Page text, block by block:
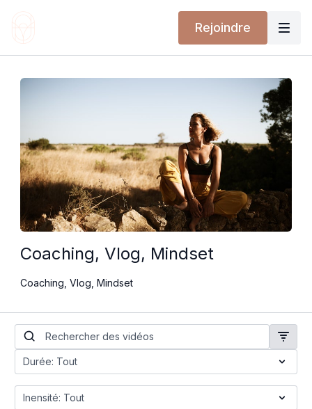
Rejoindre
Coaching, Vlog, Mindset
Coaching, Vlog, Mindset